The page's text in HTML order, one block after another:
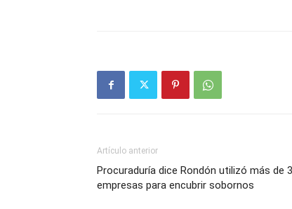
Artículo anterior
Procuraduría dice Rondón utilizó más de
empresas para encubrir sobornos